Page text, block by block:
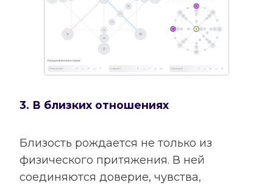
3. В близких отношениях
Близость рождается не только из
физического притяжения. В ней
соединяются доверие, чувства,